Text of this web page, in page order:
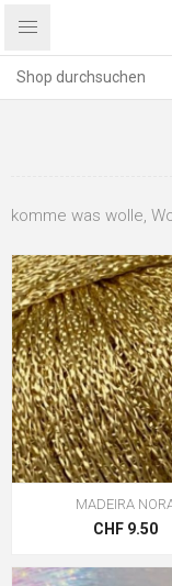
komme was wolle,
MADEIRA
CHF 9.50